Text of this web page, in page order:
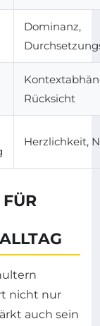
Dominanz,
Rücksicht
Herzlichkeit,
nicht nur
auch sein